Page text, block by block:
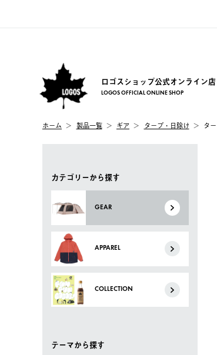
ロゴスショップ公式オンライン店
LOGOS OFFICIAL ONLINE SHOP
ホーム 製品一覧 ギア タープ・日除け タ
カテゴリーから探す
GEAR
APPAREL
COLLECTION
テーマから探す